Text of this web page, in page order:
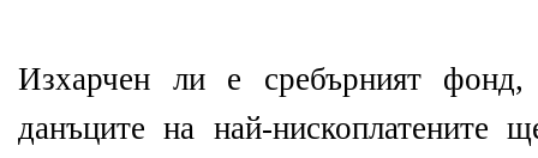
Изхарчен ли е сребърният
данъците на най-нископлатените